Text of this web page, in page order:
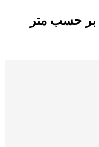
بر حسب متر